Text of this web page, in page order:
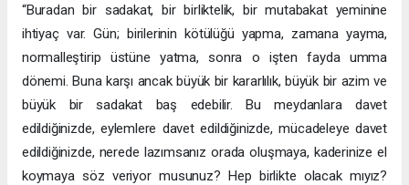
“Buradan bir sadakat, bir birliktelik, bir mutabakat yeminine
ihtiyaç var. Gün; birilerinin kötülüğü yapma, zamana yayma,
normalleştirip üstüne yatma, sonra o işten fayda umma
dönemi. Buna karşı ancak büyük bir kararlılık, büyük bir azim ve
büyük bir sadakat baş edebilir. Bu meydanlara davet
edildiğinizde, eylemlere davet edildiğinizde, mücadeleye davet
edildiğinizde, nerede lazımsanız orada oluşmaya, kaderinize el
koymaya söz veriyor musunuz? Hep birlikte olacak mıyız?